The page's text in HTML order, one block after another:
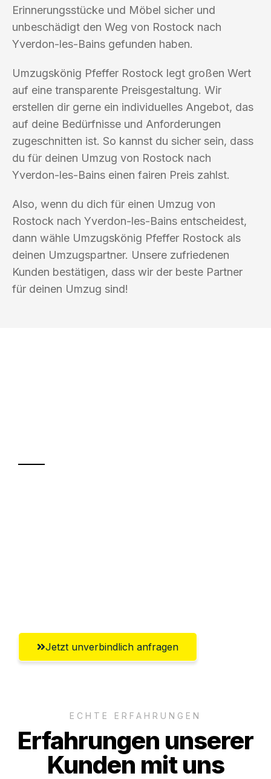
Erinnerungsstücke und Möbel sicher und
unbeschädigt den Weg von Rostock nach
Yverdon-les-Bains gefunden haben.
Umzugskönig Pfeffer Rostock legt großen Wert
auf eine transparente Preisgestaltung. Wir
erstellen dir gerne ein individuelles Angebot, das
auf deine Bedürfnisse und Anforderungen
zugeschnitten ist. So kannst du sicher sein, dass
du für deinen Umzug von Rostock nach
Yverdon-les-Bains einen fairen Preis zahlst.
Also, wenn du dich für einen Umzug von
Rostock nach Yverdon-les-Bains entscheidest,
dann wähle Umzugskönig Pfeffer Rostock als
deinen Umzugspartner. Unsere zufriedenen
Kunden bestätigen, dass wir der beste Partner
für deinen Umzug sind!
Jetzt unverbindlich anfragen
ECHTE ERFAHRUNGEN
Erfahrungen unserer
Kunden mit uns